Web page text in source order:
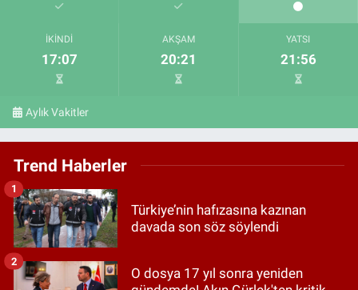
İKINDI
17:07
AKŞAM
20:21
YATSI
21:56
Aylık Vakitler
Trend Haberler
Türkiye’nin hafızasına kazınan
davada son söz söylendi
1
O dosya 17 yıl sonra yeniden
2